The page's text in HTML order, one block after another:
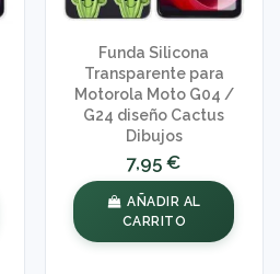
Funda Silicona
Transparente para
Motorola Moto G04 /
G24 diseño Cactus
Dibujos
7,95 €
AÑADIR AL
CARRITO